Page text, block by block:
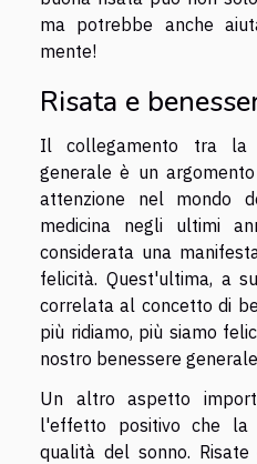
ma potrebbe anche
mente!
Risata e
Il collegamento tra la
generale è un
attenzione nel mondo
medicina negli ultimi
considerata una
felicità. Quest'ultima, a
correlata al concetto di
più ridiamo, più siamo
nostro benessere
Un altro aspetto
l'effetto positivo che la
qualità del sonno.